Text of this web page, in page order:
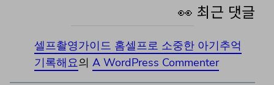
👀 최근 댓글
셀프촬영가이드 홈셀프로 소중한 아기추억
기록해요의 A WordPress Commenter